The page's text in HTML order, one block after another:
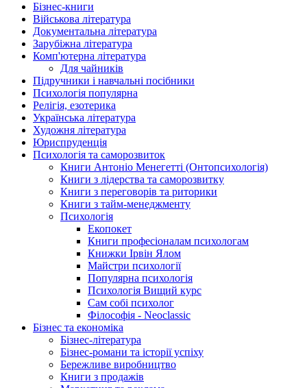
Бізнес-книги
Військова література
Документальна література
Зарубіжна література
Комп'ютерна література
Для чайників
Підручники і навчальні посібники
Психологія популярна
Релігія, езотерика
Українська література
Художня література
Юриспруденція
Психологія та саморозвиток
Книги Антоніо Менегетті (Онтопсихологія)
Книги з лідерства та саморозвитку
Книги з переговорів та риторики
Книги з тайм-менеджменту
Психологія
Екопокет
Книги професіоналам психологам
Книжки Ірвін Ялом
Майстри психології
Популярна психологія
Психологія Вищий курс
Сам собі психолог
Філософія - Neoclassic
Бізнес та економіка
Бізнес-література
Бізнес-романи та історії успіху
Бережливе виробництво
Книги з продажів